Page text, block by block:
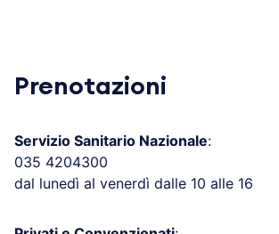
Prenotazioni
Servizio Sanitario Nazionale:
035 4204300
dal lunedì al venerdì dalle 10 alle 16